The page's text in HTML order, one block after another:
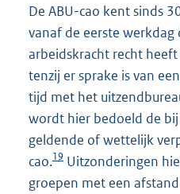
De ABU-cao kent sinds
vanaf de eerste werkdag
arbeidskracht recht
tenzij er sprake is van
tijd met het
wordt hier bedoeld de
geldende of wettelijk
cao.19 Uitzonderingen
groepen met een